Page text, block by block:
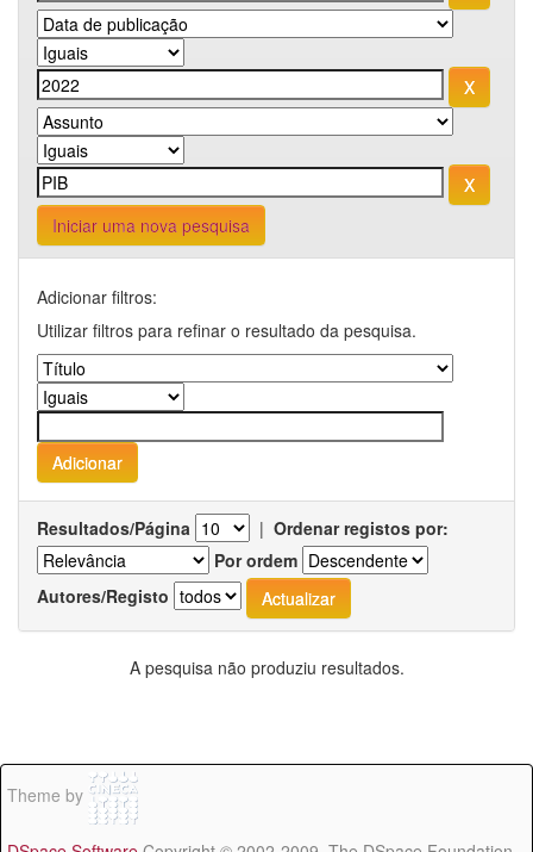
Iniciar uma nova pesquisa
Adicionar filtros:
Utilizar filtros para refinar o resultado da pesquisa.
Resultados/Página | Ordenar registos por:
Por ordem
Autores/Registo
A pesquisa não produziu resultados.
Theme by